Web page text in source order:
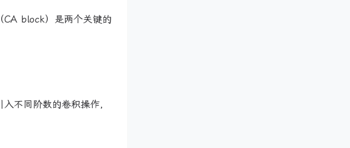
block）是两个关键的
不同阶数的卷积操作，